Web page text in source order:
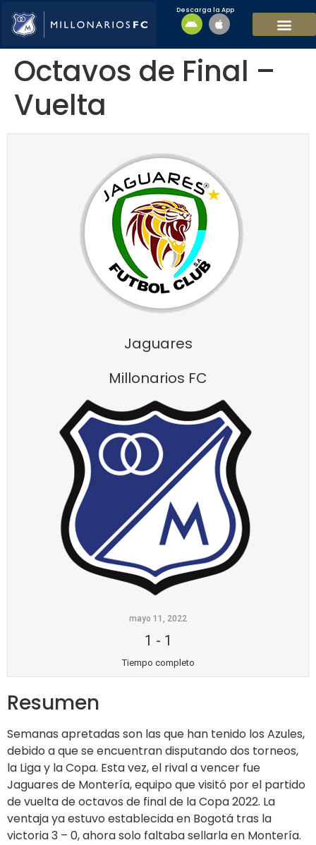
Descarga la App
Octavos de Final –
Vuelta
Jaguares
Millonarios FC
mayo 11, 2022
1 - 1
Tiempo completo
Resumen
Semanas apretadas son las que han tenido los Azules,
debido a que se encuentran disputando dos torneos,
la Liga y la Copa. Esta vez, el rival a vencer fue
Jaguares de Montería, equipo que visitó por el partido
de vuelta de octavos de final de la Copa 2022. La
ventaja ya estuvo establecida en Bogotá tras la
victoria 3 – 0, ahora solo faltaba sellarla en Montería.